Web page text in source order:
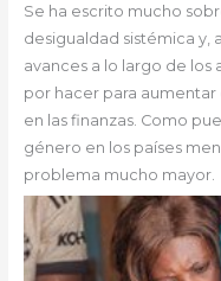
Se ha escrito mucho
desigualdad sistémica y,
avances a lo largo de
por hacer para
en las finanzas. Como
género en los países
problema mucho mayor.